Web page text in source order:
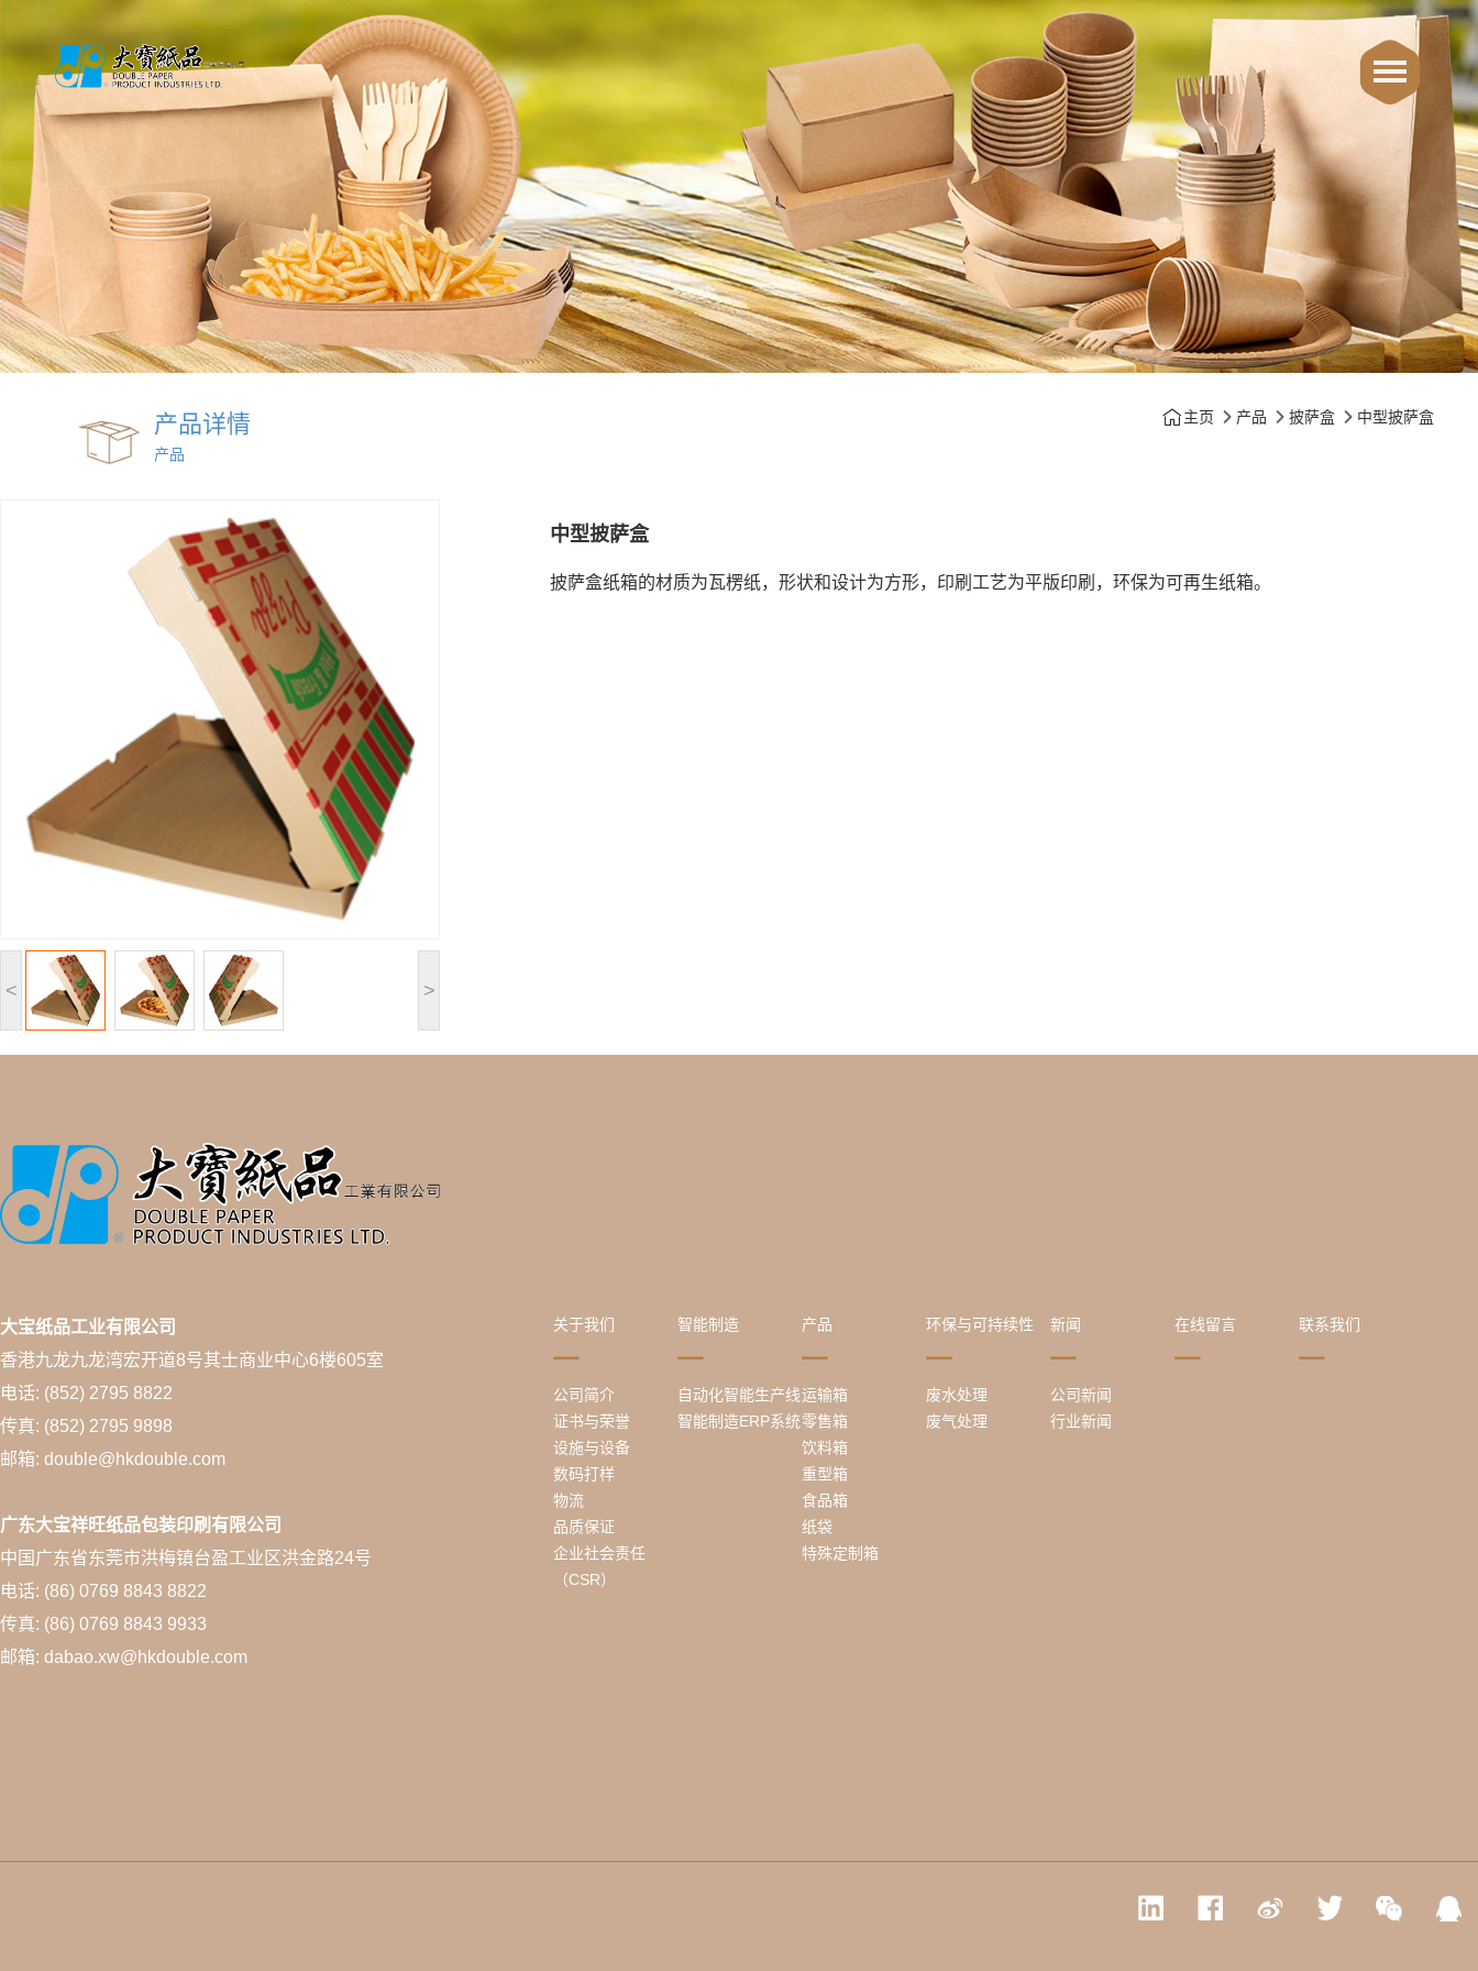
产品详情
产品
主页 产品 披萨盒 中型披萨盒
< >
中型披萨盒
披萨盒纸箱的材质为瓦楞纸，形状和设计为方形，印刷工艺为平版印刷，环保为可再生纸箱。
大宝纸品工业有限公司
香港九龙九龙湾宏开道8号其士商业中心6楼605室
电话: (852) 2795 8822
传真: (852) 2795 9898
邮箱: double@hkdouble.com
广东大宝祥旺纸品包装印刷有限公司
中国广东省东莞市洪梅镇台盈工业区洪金路24号
电话: (86) 0769 8843 8822
传真: (86) 0769 8843 9933
邮箱: dabao.xw@hkdouble.com
关于我们
公司简介
证书与荣誉
设施与设备
数码打样
物流
品质保证
企业社会责任
（CSR）
智能制造
自动化智能生产线
智能制造ERP系统
产品
运输箱
零售箱
饮料箱
重型箱
食品箱
纸袋
特殊定制箱
环保与可持续性
废水处理
废气处理
新闻
公司新闻
行业新闻
在线留言 联系我们